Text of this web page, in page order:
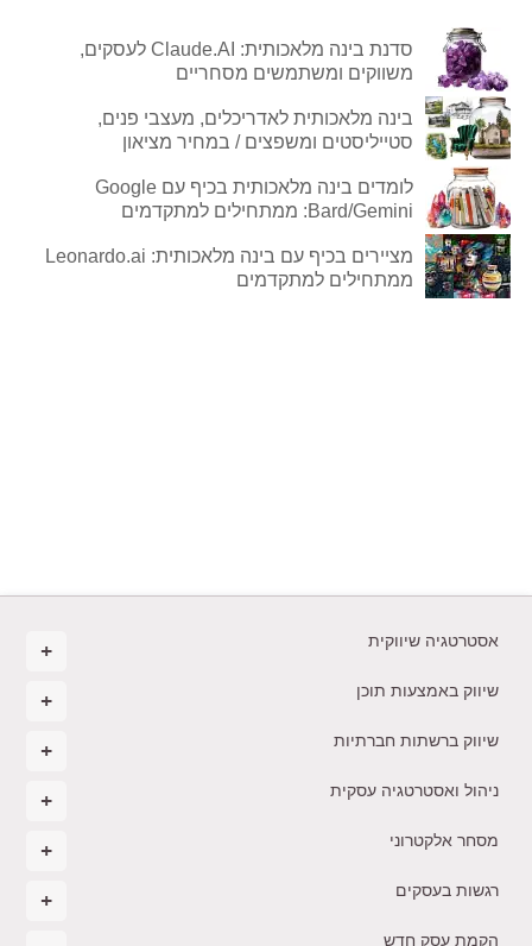
סדנת בינה מלאכותית: Claude.AI לעסקים,
משווקים ומשתמשים מסחריים
בינה מלאכותית לאדריכלים, מעצבי פנים,
סטייליסטים ומשפצים / במחיר מציאון
לומדים בינה מלאכותית בכיף עם Google
Bard/Gemini: ממתחילים למתקדמים
מציירים בכיף עם בינה מלאכותית: Leonardo.ai
ממתחילים למתקדמים
אסטרטגיה שיווקית
שיווק באמצעות תוכן
שיווק ברשתות חברתיות
ניהול ואסטרטגיה עסקית
מסחר אלקטרוני
רגשות בעסקים
הקמת עסק חדש